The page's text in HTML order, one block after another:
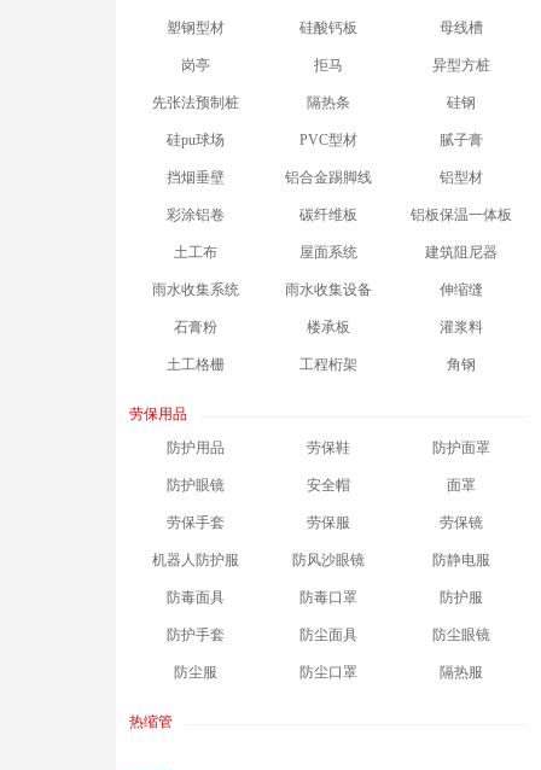
塑钢型材 硅酸钙板 母线槽
岗亭 拒马 异型方桩
先张法预制桩 隔热条 硅钢
硅pu球场 PVC型材 腻子膏
挡烟垂壁 铝合金踢脚线 铝型材
彩涂铝卷 碳纤维板 铝板保温一体板
土工布 屋面系统 建筑阻尼器
雨水收集系统 雨水收集设备 伸缩缝
石膏粉 楼承板 灌浆料
土工格栅 工程桁架 角钢
劳保用品
防护用品 劳保鞋 防护面罩
防护眼镜 安全帽 面罩
劳保手套 劳保服 劳保镜
机器人防护服 防风沙眼镜 防静电服
防毒面具 防毒口罩 防护服
防护手套 防尘面具 防尘眼镜
防尘服 防尘口罩 隔热服
热缩管